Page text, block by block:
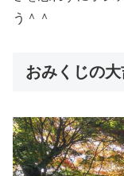
う＾＾
おみくじの